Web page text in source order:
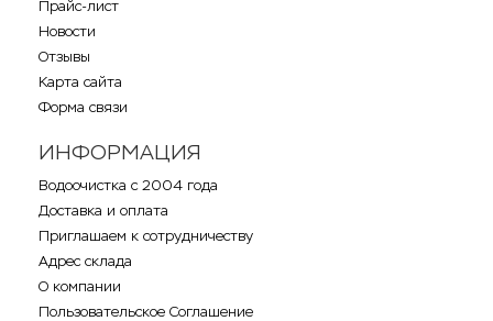
Прайс-лист
Новости
Отзывы
Карта сайта
Форма связи
ИНФОРМАЦИЯ
Водоочистка с 2004 года
Доставка и оплата
Приглашаем к сотрудничеству
Адрес склада
О компании
Пользовательское Соглашение